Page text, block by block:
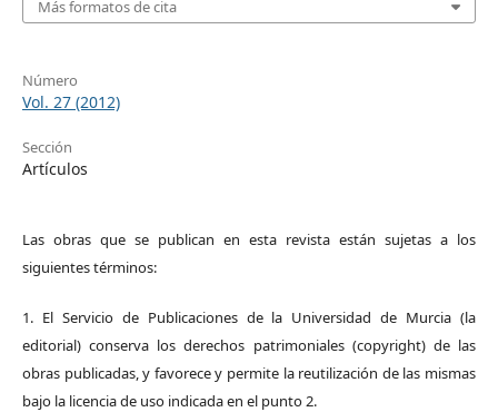
Más formatos de cita
Número
Vol. 27 (2012)
Sección
Artículos
Las obras que se publican en esta revista están sujetas a los
siguientes términos:
1. El Servicio de Publicaciones de la Universidad de Murcia (la
editorial) conserva los derechos patrimoniales (copyright) de las
obras publicadas, y favorece y permite la reutilización de las mismas
bajo la licencia de uso indicada en el punto 2.